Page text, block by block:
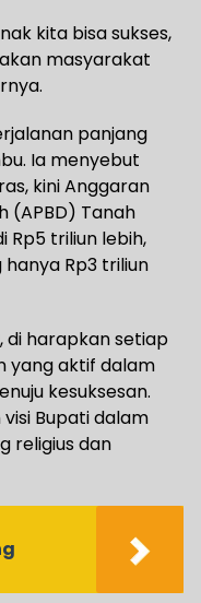
kita bisa sukses,
masyarakat
panjang
Ia menyebut
kini Anggaran
(APBD) Tanah
Rp5 triliun lebih,
Rp3 triliun
di harapkan setiap
yang aktif dalam
kesuksesan.
Bupati dalam
religius dan